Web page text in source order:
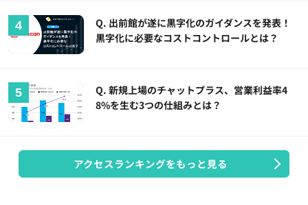
Q. 出前館が遂に黒字化のガイダンスを発表！
黒字化に必要なコストコントロールとは？
Q. 新規上場のチャットプラス、営業利益率4
8%を生む3つの仕組みとは？
アクセスランキングをもっと見る